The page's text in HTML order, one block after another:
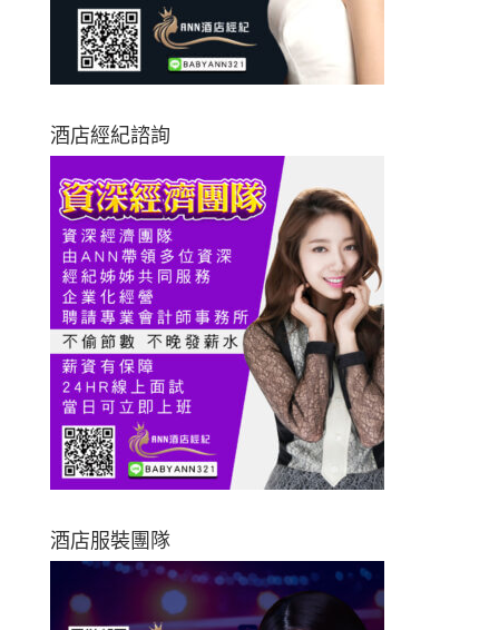
酒店經紀諮詢
酒店服裝團隊